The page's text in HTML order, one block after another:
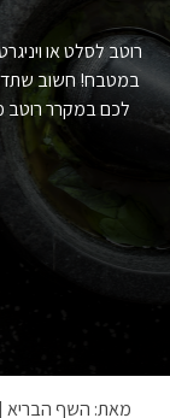
רוטב לסלט או
במטבח! חשוב
לכם במקרר רוטב
מאת: השף הבריא |